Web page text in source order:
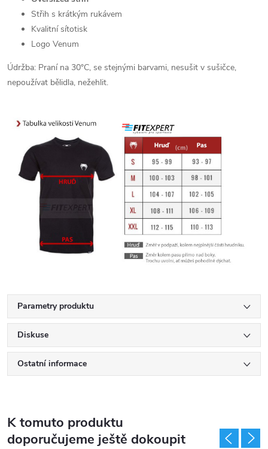
Střih s krátkým rukávem
Kvalitní sítotisk
Logo Venum
Údržba: Praní na 30°C, se stejnými barvami, nesušit v sušičce,
nepoužívat bělidla, nežehlit.
Parametry produktu
Diskuse
Ostatní informace
K tomuto produktu
doporučujeme ještě dokoupit